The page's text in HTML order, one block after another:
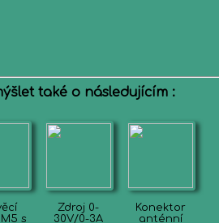
také o následujícím :
s
Zdroj 0-
30V/0-3A
Konektor
anténní